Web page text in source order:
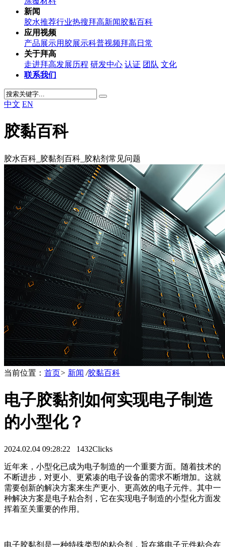
新闻
胶水推荐行业热搜拜高新闻胶黏百科
应用视频
产品展示用胶展示科普视频拜高日常
关于拜高
走进拜高发展历程 研发中心 认证 团队 文化
联系我们
中文 EN
胶黏百科
胶水百科_胶黏剂百科_胶粘剂常见问题
当前位置： 首页> 新闻 /胶黏百科
电子胶黏剂如何实现电子制造
的小型化？
2024.02.04 09:28:22 1432Clicks
近年来，小型化已成为电子制造的一个重要方面。随着技术的
不断进步，对更小、更紧凑的电子设备的需求不断增加。这就
需要创新的解决方案来生产更小、更高效的电子元件。其中一
种解决方案是电子粘合剂，它在实现电子制造的小型化方面发
挥着至关重要的作用。
电子胶黏剂是一种特殊类型的粘合剂，旨在将电子元件粘合在